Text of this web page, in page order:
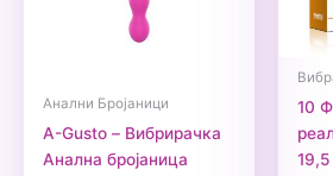
Анални Бројаници
A-Gusto – Вибрирачка
Анална бројаница
10